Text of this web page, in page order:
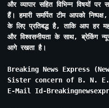
और व्यापार सहित विभिन्न विषयों
हैं। हमारी समर्पित टीम आपको
के लिए प्रतिबद्ध है, ताकि आप हर
और विश्वसनीयता के साथ, ब्रेकिंग
आगे रखता है।
Breaking News Express
Sister concern of B. N.
E-Mail Id-